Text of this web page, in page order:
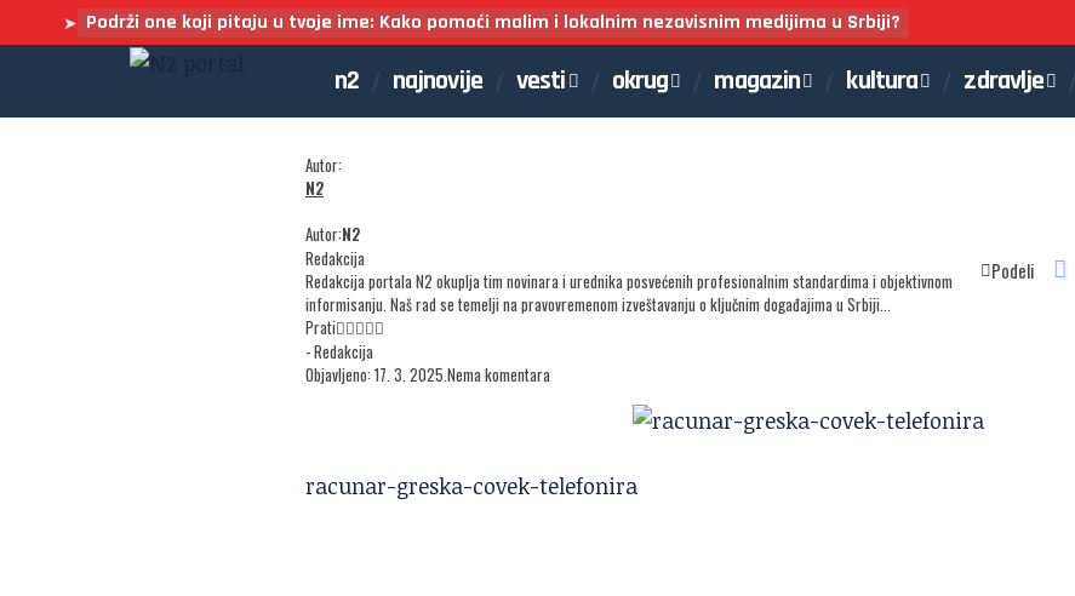
➤ Podrži one koji pitaju u tvoje ime: Kako pomoći malim i lokalnim nezavisnim medijima u Srbiji?
n2 najnovije vesti okrug magazin kultura zdravlje
Autor:
N2
Autor:N2
Redakcija
Redakcija portala N2 okuplja tim novinara i urednika posvećenih profesionalnim standardima i objektivnom
informisanju. Naš rad se temelji na pravovremenom izveštavanju o ključnim događajima u Srbiji...
Prati
- Redakcija
Objavljeno: 17. 3. 2025.Nema komentara
Podeli
racunar-greska-covek-telefonira